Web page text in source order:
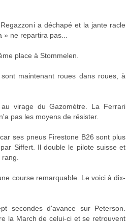
a déchapé et la jante racle
ne repartira pas...
place à Stommelen.
maintenant roues dans roues, à
virage du Gazomètre. La Ferrari
pas les moyens de résister.
ses pneus Firestone B26 sont plus
Siffert. Il double le pilote suisse et
course remarquable. Le voici à dix-
secondes d'avance sur Peterson.
la March de celui-ci et se retrouvent